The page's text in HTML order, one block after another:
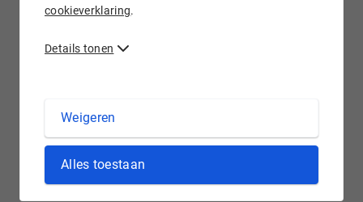
cookieverklaring.
Details tonen
Weigeren
Alles toestaan
.EVENTS domein registreren bij Hostnet
Evenementen heb je in alle soorten en maten: denk aan
festivals, bruiloften, kunstexposities en sportwedstrijden.
Voor alle denkbare evenement is het .events domein in te